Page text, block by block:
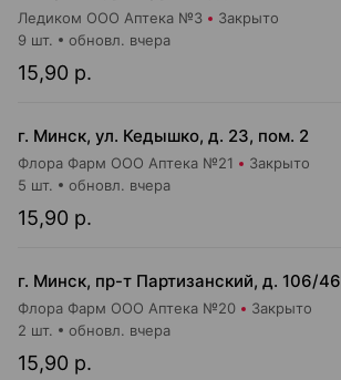
Ледиком ООО Аптека №3 Закрыто
15,90 р.
9 шт. обновл. вчера
г. Минск, ул. Кедышко, д. 23, пом. 2
Флора Фарм ООО Аптека №21 Закрыто
15,90 р.
5 шт. обновл. вчера
г. Минск, пр-т Партизанский, д. 106/46
Флора Фарм ООО Аптека №20 Закрыто
15,90 р.
2 шт. обновл. вчера